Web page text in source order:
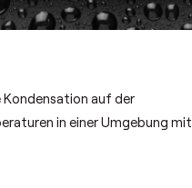
Kondensation auf der
in einer Umgebung mit